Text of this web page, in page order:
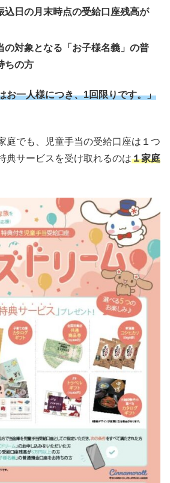
込日の月末時点の受給口座残高が
の対象となる「お子様名義」の普
ちの方
お一人様につき、1回限りです。」
庭でも、児童手当の受給口座は１つ
典サービスを受け取れるのは１家庭